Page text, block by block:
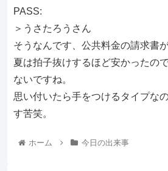
PASS:
＞うさたろうさん
そうなんです、公共料金の請求書
夏は拍子抜けするほど安かったの
ないですね。
思い付いたら手をつけるタイプな
す苦笑。
ホーム 今日の出来事